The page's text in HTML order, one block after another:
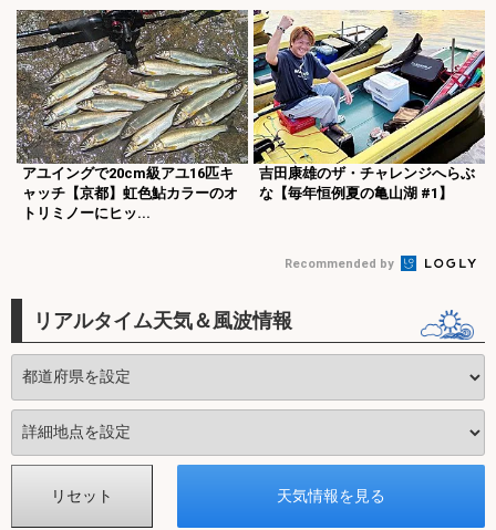
アユイングで20cm級アユ16匹キ
ャッチ【京都】虹色鮎カラーのオ
トリミノーにヒッ...
吉田康雄のザ・チャレンジへらぶ
な【毎年恒例夏の亀山湖 #1】
Recommended by
リアルタイム天気＆風波情報